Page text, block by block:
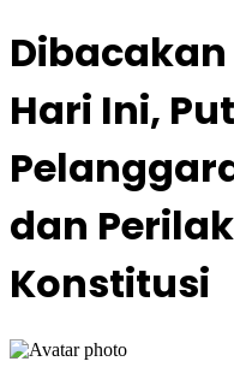
Dibacakan
Hari Ini,
dan
Konstitusi